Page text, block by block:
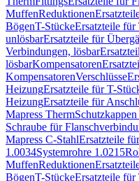
MuffenReduktionen
BögenT-StückeErsatzteile für
unlösbarErsatzteile für
Verbindungen, lösbar
lösbarKompensatoren
KompensatorenVerschlüsse
HeizungErsatzteile für T-
HeizungErsatzteile für
Mapress Therm
Schraube für
Mapress C-StahlErsatzteile
1.0034Systemrohre 1.0215
MuffenReduktionen
BögenT-StückeErsatzteile für